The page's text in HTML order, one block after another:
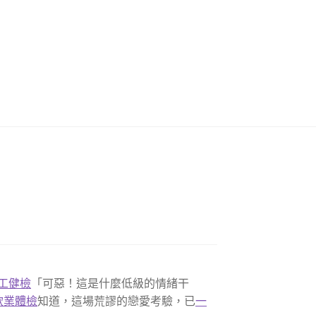
健檢 「可惡！這是什麼低級的情緒干
業體檢知道，這場荒謬的戀愛考驗，已一